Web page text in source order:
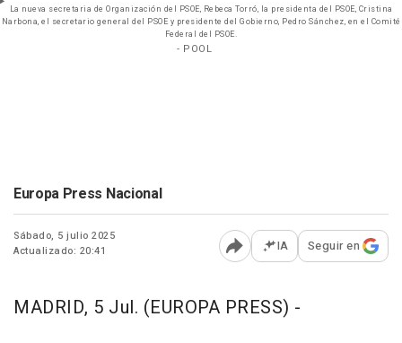
La nueva secretaria de Organización del PSOE, Rebeca Torró, la presidenta del PSOE, Cristina
Narbona, el secretario general del PSOE y presidente del Gobierno, Pedro Sánchez, en el Comité
Federal del PSOE.
- POOL
Europa Press Nacional
Sábado, 5 julio 2025
Actualizado: 20:41
Abrir opciones para
IA Seguir en
MADRID, 5 Jul. (EUROPA PRESS) -